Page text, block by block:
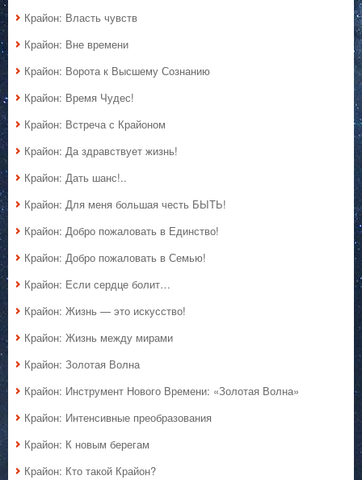
Крайон: Власть чувств
Крайон: Вне времени
Крайон: Ворота к Высшему Сознанию
Крайон: Время Чудес!
Крайон: Встреча с Крайоном
Крайон: Да здравствует жизнь!
Крайон: Дать шанс!..
Крайон: Для меня большая честь БЫТЬ!
Крайон: Добро пожаловать в Единство!
Крайон: Добро пожаловать в Семью!
Крайон: Если сердце болит…
Крайон: Жизнь — это искусство!
Крайон: Жизнь между мирами
Крайон: Золотая Волна
Крайон: Инструмент Нового Времени: «Золотая Волна»
Крайон: Интенсивные преобразования
Крайон: К новым берегам
Крайон: Кто такой Крайон?